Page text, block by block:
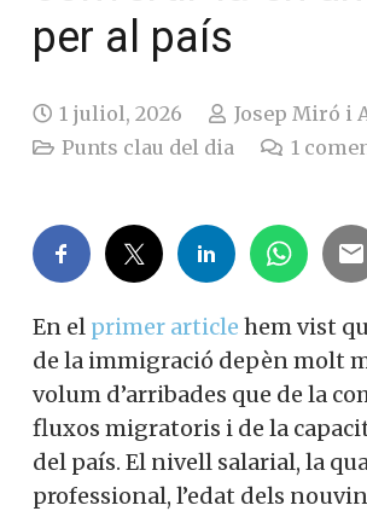
per al país
1 juliol, 2026
Josep Miró i
Punts clau del dia
1
En el primer article hem vist
de la immigració depèn molt
volum d’arribades que de la
fluxos migratoris i de la
del país. El nivell salarial, la
professional, l’edat dels